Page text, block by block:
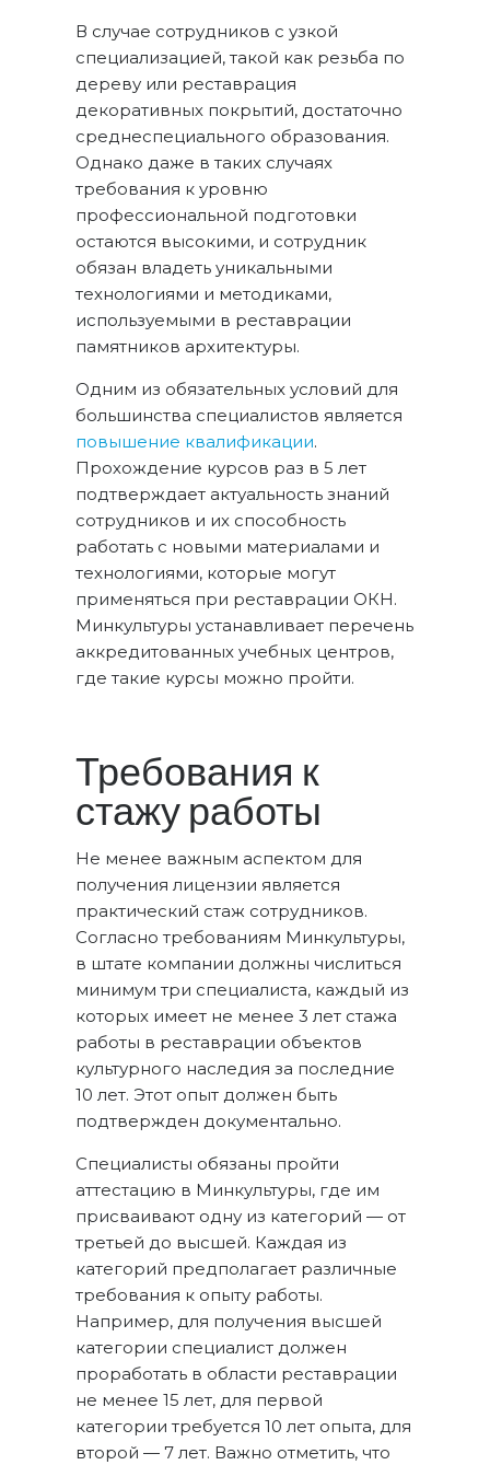
В случае сотрудников с узкой
специализацией, такой как резьба по
дереву или реставрация
декоративных покрытий, достаточно
среднеспециального образования.
Однако даже в таких случаях
требования к уровню
профессиональной подготовки
остаются высокими, и сотрудник
обязан владеть уникальными
технологиями и методиками,
используемыми в реставрации
памятников архитектуры.
Одним из обязательных условий для
большинства специалистов является
повышение квалификации.
Прохождение курсов раз в 5 лет
подтверждает актуальность знаний
сотрудников и их способность
работать с новыми материалами и
технологиями, которые могут
применяться при реставрации ОКН.
Минкультуры устанавливает перечень
аккредитованных учебных центров,
где такие курсы можно пройти.
Требования к
стажу работы
Не менее важным аспектом для
получения лицензии является
практический стаж сотрудников.
Согласно требованиям Минкультуры,
в штате компании должны числиться
минимум три специалиста, каждый из
которых имеет не менее 3 лет стажа
работы в реставрации объектов
культурного наследия за последние
10 лет. Этот опыт должен быть
подтвержден документально.
Специалисты обязаны пройти
аттестацию в Минкультуры, где им
присваивают одну из категорий — от
третьей до высшей. Каждая из
категорий предполагает различные
требования к опыту работы.
Например, для получения высшей
категории специалист должен
проработать в области реставрации
не менее 15 лет, для первой
категории требуется 10 лет опыта, для
второй — 7 лет. Важно отметить, что